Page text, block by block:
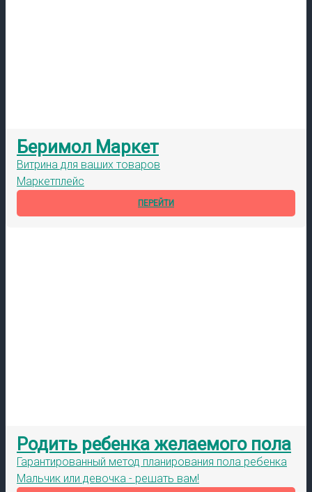
Беримол Маркет
Витрина для ваших товаров
Маркетплейс
ПЕРЕЙТИ
Родить ребенка желаемого пола
Гарантированный метод планирования пола ребенка
Мальчик или девочка - решать вам!